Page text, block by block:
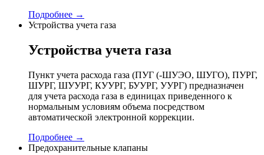
Подробнее →
Устройства учета газа
Устройства учета газа
Пункт учета расхода газа (ПУГ (-ШУЭО, ШУГО), ПУРГ,
ШУРГ, ШУУРГ, КУУРГ, БУУРГ, УУРГ) предназначен
для учета расхода газа в единицах приведенного к
нормальным условиям объема посредством
автоматической электронной коррекции.
Подробнее →
Предохранительные клапаны